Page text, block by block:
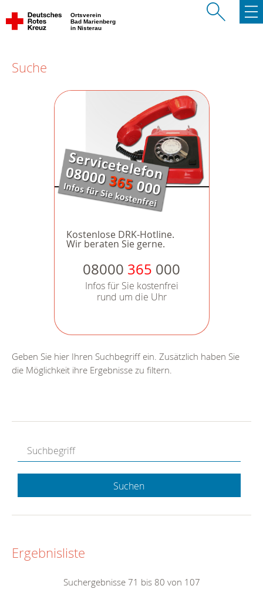
Ortsverein
Bad Marienberg
in Nisterau
Suche
Kostenlose DRK-Hotline.
Wir beraten Sie gerne.
08000 365 000
Infos für Sie kostenfrei
rund um die Uhr
Geben Sie hier Ihren Suchbegriff ein. Zusätzlich haben Sie
die Möglichkeit ihre Ergebnisse zu filtern.
Suchen
Ergebnisliste
Suchergebnisse 71 bis 80 von 107